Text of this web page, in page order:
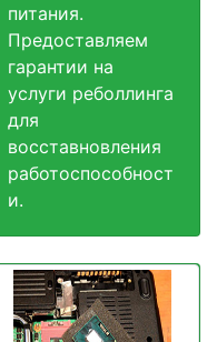
питания.
Предоставляем
гарантии на
услуги реболлинга
для
восставновления
работоспособност
и.